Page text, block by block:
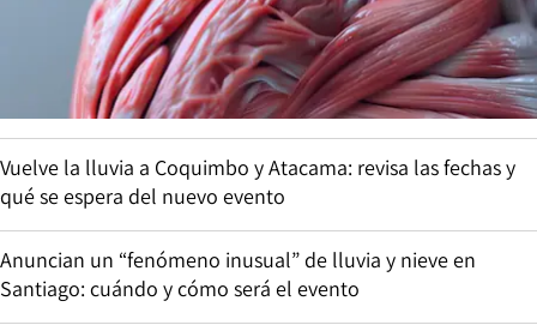
Vuelve la lluvia a Coquimbo y Atacama: revisa las fechas y
qué se espera del nuevo evento
Anuncian un “fenómeno inusual” de lluvia y nieve en
Santiago: cuándo y cómo será el evento